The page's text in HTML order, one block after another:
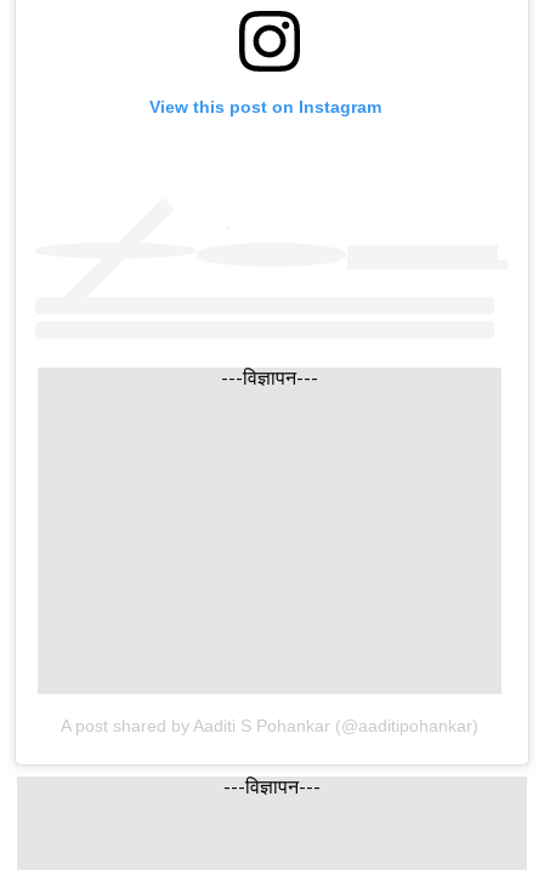
View this post on Instagram
---विज्ञापन---
A post shared by Aaditi S Pohankar (@aaditipohankar)
---विज्ञापन---